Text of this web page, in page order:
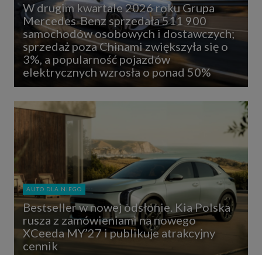
W drugim kwartale 2026 roku Grupa
Mercedes-Benz sprzedała 511 900
samochodów osobowych i dostawczych;
sprzedaż poza Chinami zwiększyła się o
3%, a popularność pojazdów
elektrycznych wzrosła o ponad 50%
AUTO DLA NIEGO
Bestseller w nowej odsłonie. Kia Polska
rusza z zamówieniami na nowego
XCeeda MY’27 i publikuje atrakcyjny
cennik